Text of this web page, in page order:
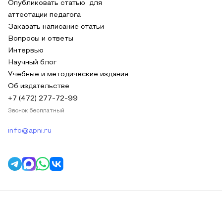
Опубликовать статью для
аттестации педагога
Заказать написание статьи
Вопросы и ответы
Интервью
Научный блог
Учебные и методические издания
Об издательстве
+7 (472) 277-72-99
Звонок бесплатный
info@apni.ru